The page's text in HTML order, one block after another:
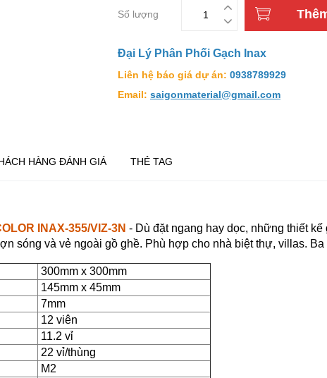
Số lượng
Đại Lý Phân Phối Gạch Inax
Liên hệ báo giá dự án: 0938789929
Email: saigonmaterial@gmail.com
HÀNG ĐÁNH GIÁ THẺ TAG
INAX-355/VIZ-3N - Dù đặt ngang hay dọc, những thiết
sóng và vẻ ngoài gồ ghề. Phù hợp cho nhà biệt thự, villas.
300mm x 300mm
145mm x 45mm
7mm
12 viên
11.2 vỉ
22 vỉ/thùng
M2